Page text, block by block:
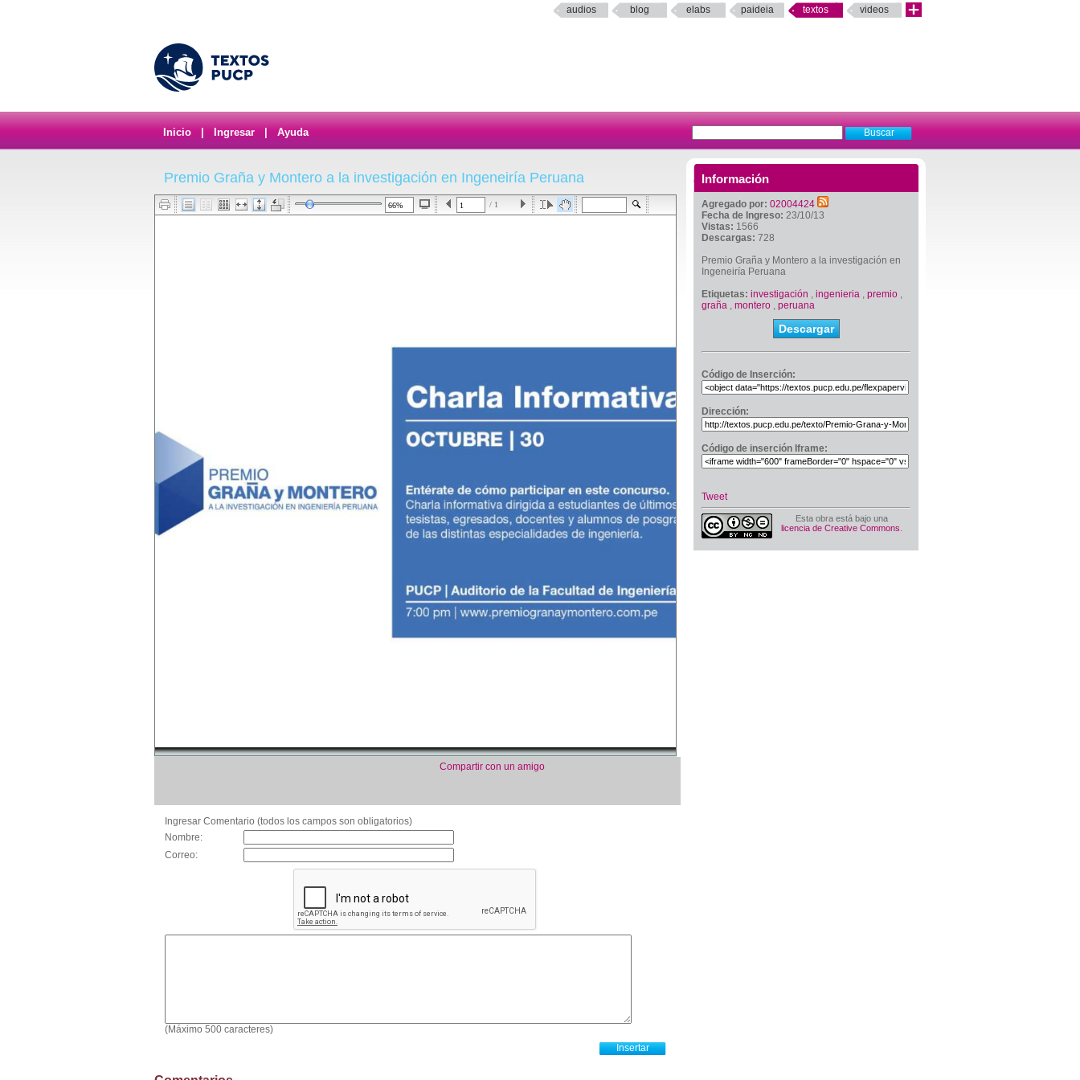
audios blog elabs paideia textos videos
Inicio Ingresar Ayuda
Información
Agregado por: 02004424
Fecha de Ingreso: 23/10/13
Vistas: 1566
Descargas: 728
Premio Graña y Montero a la investigación en
Ingeneiría Peruana
Etiquetas: investigación , ingenieria , premio ,
graña , montero , peruana
Descargar
Código de Inserción:
Dirección:
Código de inserción Iframe:
Tweet
Esta obra está bajo una
licencia de Creative Commons
Premio Graña y Montero a la investigación en Ingeneiría Peruana
/ 1
Compartir con un amigo
Ingresar Comentario (todos los campos son obligatorios)
Nombre:
Correo:
(Máximo 500 caracteres)